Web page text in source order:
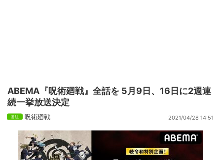
ABEMA『呪術廻戦』全話を 5月9日、16日に2週連
続一挙放送決定
呪術廻戦 2021/04/28 14:51